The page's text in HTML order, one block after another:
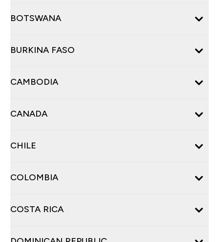
BOTSWANA
BURKINA FASO
CAMBODIA
CANADA
CHILE
COLOMBIA
COSTA RICA